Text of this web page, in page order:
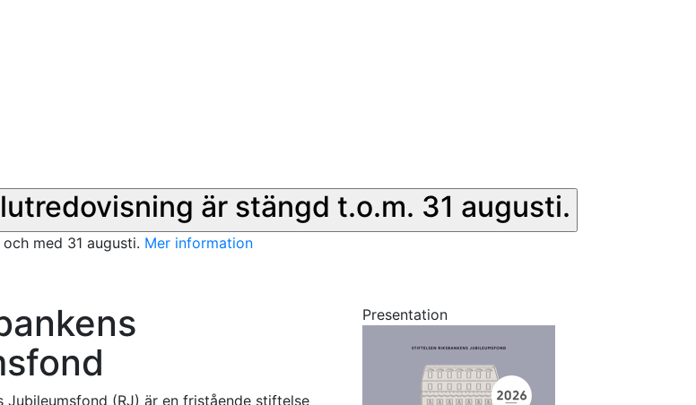
är stängd t.o.m. 31 augusti.
med 31 augusti. Mer information
Jubileumsfond (RJ) är en fristående stiftelse
Presentation